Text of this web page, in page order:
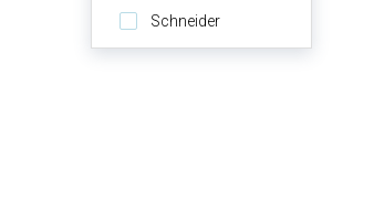
Schneider